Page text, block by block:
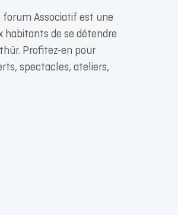
forum Associatif est une
de se détendre
Profitez-en pour
spectacles, ateliers,